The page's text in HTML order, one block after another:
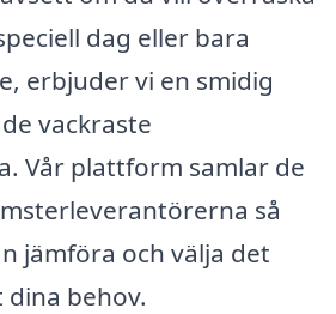
dag eller bara
erbjuder vi en smidig
vackraste
Vår plattform samlar de
så
jämföra och välja det
dina behov.